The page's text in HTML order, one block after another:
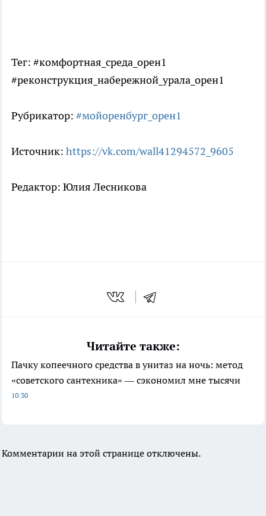
Тег: #комфортная_среда_орен1
#реконструкция_набережной_урала_орен1
Рубрикатор: #мойоренбург_орен1
Источник: https://vk.com/wall41294572_9605
Редактор: Юлия Лесникова
Читайте также:
Пачку копеечного средства в унитаз на ночь: метод
«советского сантехника» — сэкономил мне тысячи
10:30
Комментарии на этой странице отключены.